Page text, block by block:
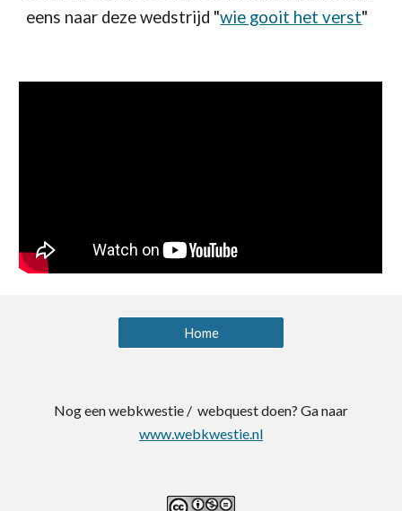
eens naar deze wedstrijd "wie gooit het verst"
Home
Nog een webkwestie / webquest doen? Ga naar
www.webkwestie.nl